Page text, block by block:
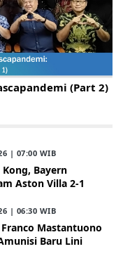
Pakar Ritel
(Part 2)
| 07:00 WIB
Bayern
Aston Villa 2-1
| 06:30 WIB
Mastantuono
Baru Lini